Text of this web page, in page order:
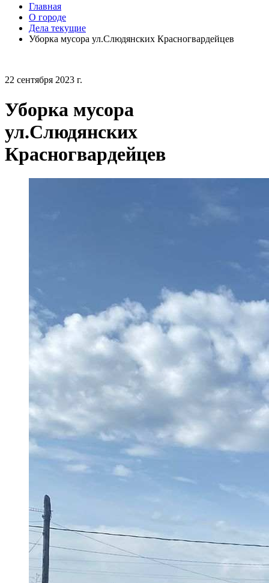
Главная
О городе
Дела текущие
Уборка мусора ул.Слюдянских Красногвардейцев
22 сентября 2023 г.
Уборка мусора
ул.Слюдянских
Красногвардейцев